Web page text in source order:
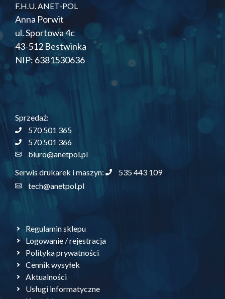
F.H.U. ANET-POL
Anna Porwit
ul. Sportowa 4c
43-512 Bestwinka
NIP: 6381530636
Sprzedaż:
570 501 365
570 501 366
biuro@anetpol.pl
Serwis drukarek i maszyn:
535 443 109
tech@anetpol.pl
Regulamin sklepu
Logowanie / rejestracja
Polityka prywatności
Cennik wysyłek
Aktualności
Usługi informatyczne